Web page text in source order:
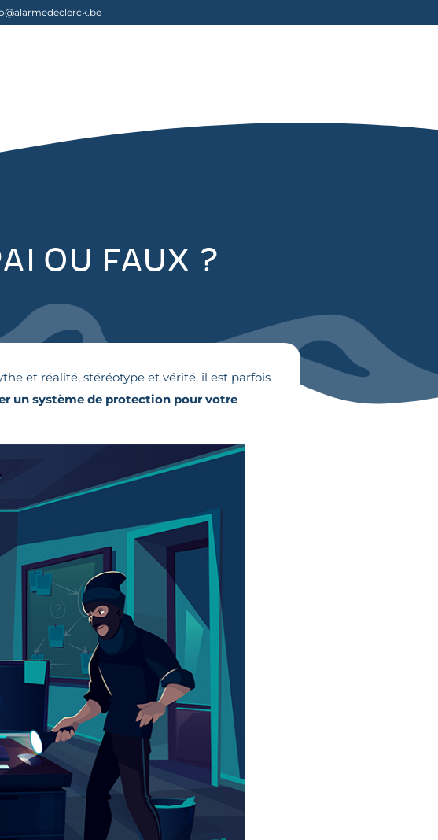
ou faux ?
et réalité, stéréotype et vérité, il est parfois
un système de protection pour votre